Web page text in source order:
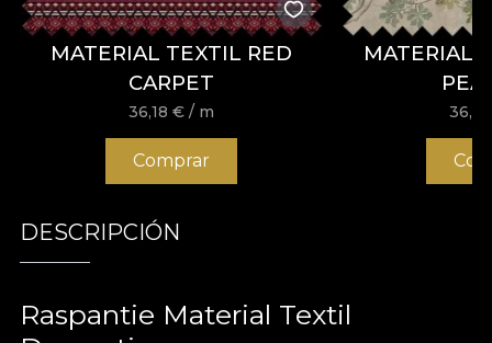
MATERIAL TEXTIL RED
CARPET
36,18€ / m
Comprar
MATERIAL
DESCRIPCIÓN
Raspantie Material Textil